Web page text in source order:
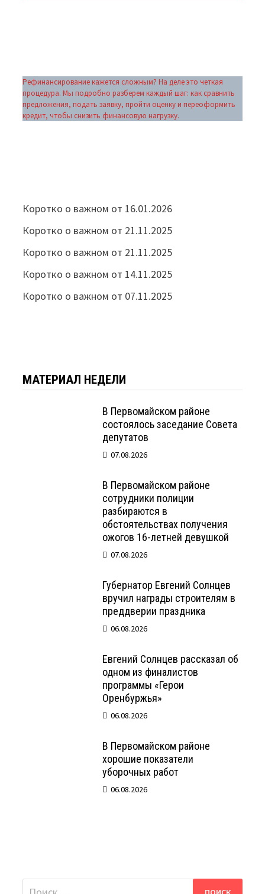
Рефинансирование кажется сложным? На деле это четкая
процедура. Мы подробно разберем каждый шаг: как сравнить
предложения, подать заявку, пройти оценку и переоформить
кредит, чтобы снизить финансовую нагрузку.
Коротко о важном от 16.01.2026
Коротко о важном от 21.11.2025
Коротко о важном от 21.11.2025
Коротко о важном от 14.11.2025
Коротко о важном от 07.11.2025
МАТЕРИАЛ НЕДЕЛИ
В Первомайском районе
состоялось заседание Совета
депутатов
07.08.2026
В Первомайском районе
сотрудники полиции
разбираются в
обстоятельствах получения
ожогов 16-летней девушкой
07.08.2026
Губернатор Евгений Солнцев
вручил награды строителям в
преддверии праздника
06.08.2026
Евгений Солнцев рассказал об
одном из финалистов
программы «Герои
Оренбуржья»
06.08.2026
В Первомайском районе
хорошие показатели
уборочных работ
06.08.2026
Найти: